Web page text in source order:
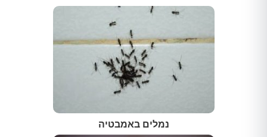
נמלים באמבטיה